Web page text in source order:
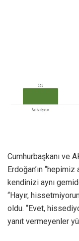
Cumhurbaşkanı ve
Erdoğan’ın
kendinizi aynı
“Hayır,
oldu. “Evet,
yanıt vermeyenler